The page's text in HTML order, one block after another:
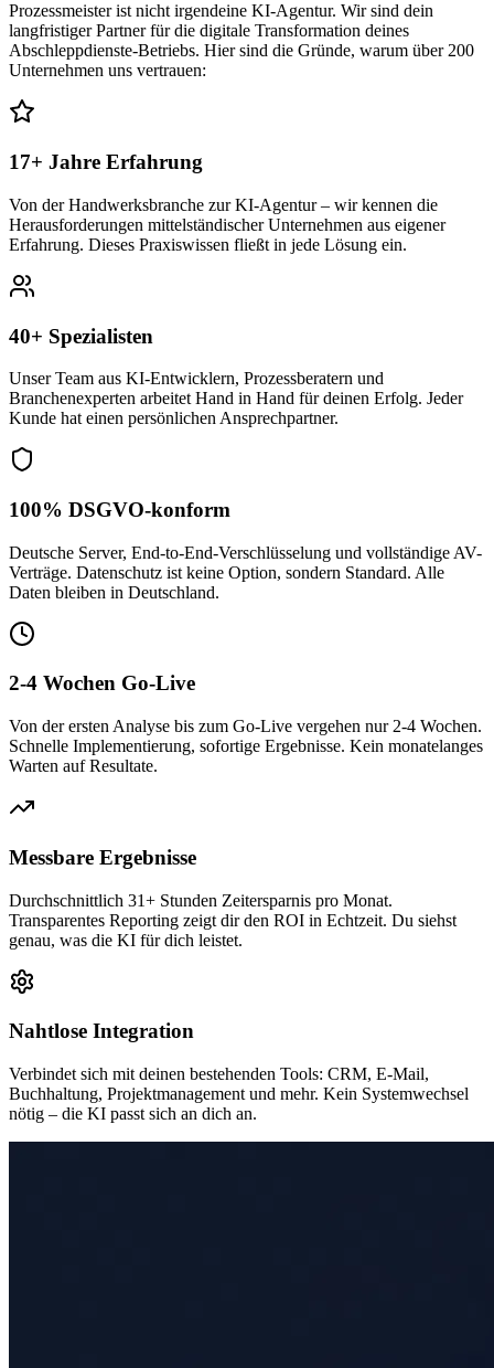
Prozessmeister ist nicht irgendeine KI-Agentur. Wir sind dein
langfristiger Partner für die digitale Transformation deines
Abschleppdienste-Betriebs. Hier sind die Gründe, warum über 200
Unternehmen uns vertrauen:
17+ Jahre Erfahrung
Von der Handwerksbranche zur KI-Agentur – wir kennen die
Herausforderungen mittelständischer Unternehmen aus eigener
Erfahrung. Dieses Praxiswissen fließt in jede Lösung ein.
40+ Spezialisten
Unser Team aus KI-Entwicklern, Prozessberatern und
Branchenexperten arbeitet Hand in Hand für deinen Erfolg. Jeder
Kunde hat einen persönlichen Ansprechpartner.
100% DSGVO-konform
Deutsche Server, End-to-End-Verschlüsselung und vollständige AV-
Verträge. Datenschutz ist keine Option, sondern Standard. Alle
Daten bleiben in Deutschland.
2-4 Wochen Go-Live
Von der ersten Analyse bis zum Go-Live vergehen nur 2-4 Wochen.
Schnelle Implementierung, sofortige Ergebnisse. Kein monatelanges
Warten auf Resultate.
Messbare Ergebnisse
Durchschnittlich 31+ Stunden Zeitersparnis pro Monat.
Transparentes Reporting zeigt dir den ROI in Echtzeit. Du siehst
genau, was die KI für dich leistet.
Nahtlose Integration
Verbindet sich mit deinen bestehenden Tools: CRM, E-Mail,
Buchhaltung, Projektmanagement und mehr. Kein Systemwechsel
nötig – die KI passt sich an dich an.